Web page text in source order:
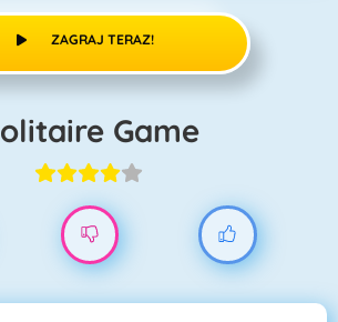
ZAGRAJ TERAZ!
Solitaire Game